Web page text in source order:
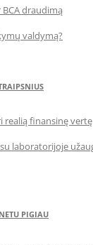
draudimą
valdymą?
realią finansinę vertę
laboratorijoje
PIGIAU